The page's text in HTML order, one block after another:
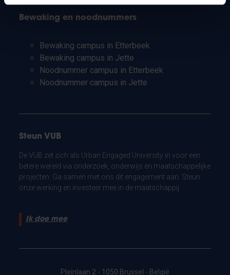
Bewaking en noodnummers
Bewaking campus in Etterbeek
Bewaking campus in Jette
Noodnummer campus in Etterbeek
Noodnummer campus in Jette
Steun VUB
De VUB zet zich als Urban Engaged University in voor een
betere wereld via onderzoek, onderwijs en maatschappelijke
projecten. Ga samen met ons dit engagement aan. Steun
onze werking en investeer mee in de maatschappij.
Ik doe mee
Pleinlaan 2 - 1050 Brussel - België